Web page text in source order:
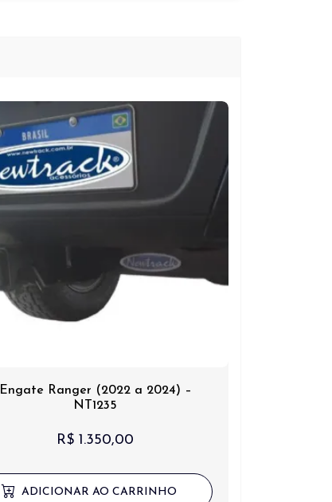
Engate Ranger (2022 a 2024) –
NT1235
R$ 1.350,00
ADICIONAR AO CARRINHO